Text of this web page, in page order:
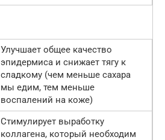
Улучшает общее качество
эпидермиса и снижает тягу к
сладкому (чем меньше сахара
мы едим, тем меньше
воспалений на коже)
Стимулирует выработку
коллагена, который необходим